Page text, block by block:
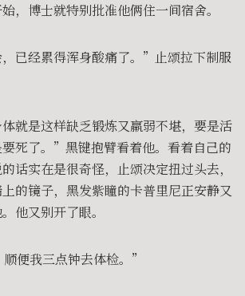
，博士就特别批准他俩住一间宿舍。
已经累得浑身酸痛了。”止颂拉下制服
就是这样缺乏锻炼又羸弱不堪，要是活
死了。”黑键抱臂看着他。看着自己的
话实在是很奇怪，止颂决定扭过头去，
的镜子，黑发紫瞳的卡普里尼正安静又
他又别开了眼。
便我三点钟去体检。”